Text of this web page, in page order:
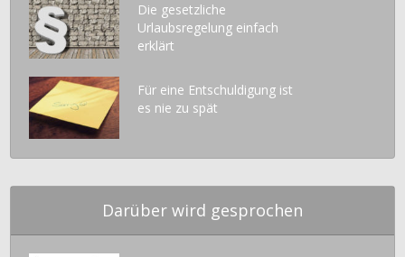
Die gesetzliche
Urlaubsregelung einfach
erklärt
Für eine Entschuldigung ist
es nie zu spät
Darüber wird gesprochen